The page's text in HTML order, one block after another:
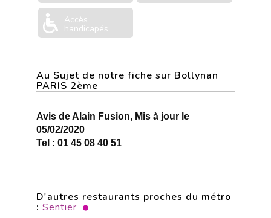
Accès
handicapés
Au Sujet de notre fiche sur Bollynan
PARIS 2ème
Avis de Alain Fusion, Mis à jour le
05/02/2020
Tel : 01 45 08 40 51
D'autres restaurants proches du métro
: Sentier